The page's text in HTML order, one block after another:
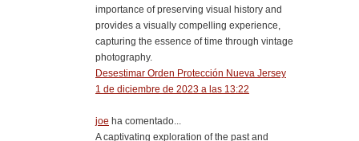
importance of preserving visual history and
provides a visually compelling experience,
capturing the essence of time through vintage
photography.
Desestimar Orden Protección Nueva Jersey
1 de diciembre de 2023 a las 13:22
joe ha comentado...
A captivating exploration of the past and